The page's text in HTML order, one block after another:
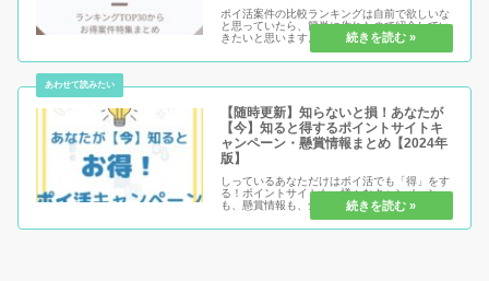
ポイ活案件の比較ランキングは自前で欲しいな
と思っていたら、簡単に作れたので紹介してい
きたいと思います。特に使い方も難しくはあり
ませんが、ぜひ覚えておいて欲しい2種類の使
い方があります。基本的な検索方法とランキン
【随時更新】知らないと損！あなたが
【今】知ると得するポイントサイトキ
ャンペーン・懸賞情報まとめ【2024年
版】
しっているあなただけはポイ活でも「得」をす
る！ポイントサイトも、様々なキャンペーン
も、懸賞情報も、全て期間限定だからこそ
「今」知る必要があります。これを見逃せば、
どんどん損をする。それを避けるには「見逃さ